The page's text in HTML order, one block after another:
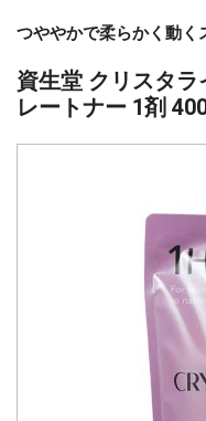
つややかで柔らかく動く
資生堂 クリスタラ
レートナー 1剤